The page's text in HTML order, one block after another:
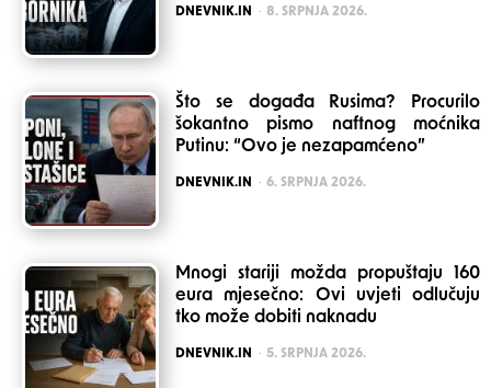
POSTED
DNEVNIK.IN 8. SRPNJA 2026.
Što se događa Rusima? Procurilo
šokantno pismo naftnog moćnika
Putinu: “Ovo je nezapamćeno”
POSTED
DNEVNIK.IN 6. SRPNJA 2026.
Mnogi stariji možda propuštaju 160
eura mjesečno: Ovi uvjeti odlučuju
tko može dobiti naknadu
POSTED
DNEVNIK.IN 5. SRPNJA 2026.